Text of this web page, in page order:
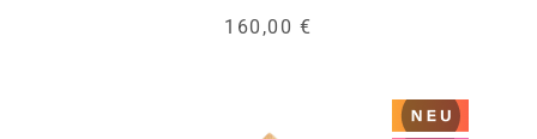
160,00 €